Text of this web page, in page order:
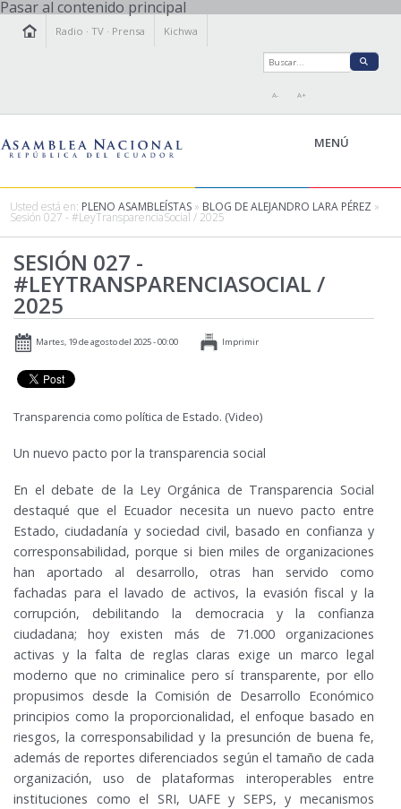
Pasar al contenido principal
Radio ·TV · Prensa Kichwa
A- A+
MENÚ
LEGISLAMOS
FISCALIZAMOS
TRANSPARENCIA
PRENSA
PARTICIPACIÓN
RELACIONES INTERNACIONALES
Usted está en: PLENO ASAMBLEÍSTAS » BLOG DE ALEJANDRO LARA PÉREZ »
Sesión 027 - #LeyTransparenciaSocial / 2025
SESIÓN 027 -
#LEYTRANSPARENCIASOCIAL /
2025
Martes, 19 de agosto del 2025 - 00:00 Imprimir
Transparencia como política de Estado. (Video)
Un nuevo pacto por la transparencia social
En el debate de la Ley Orgánica de Transparencia Social
destaqué que el Ecuador necesita un nuevo pacto entre
Estado, ciudadanía y sociedad civil, basado en confianza y
corresponsabilidad, porque si bien miles de organizaciones
han aportado al desarrollo, otras han servido como
fachadas para el lavado de activos, la evasión fiscal y la
corrupción, debilitando la democracia y la confianza
ciudadana; hoy existen más de 71.000 organizaciones
activas y la falta de reglas claras exige un marco legal
moderno que no criminalice pero sí transparente, por ello
propusimos desde la Comisión de Desarrollo Económico
principios como la proporcionalidad, el enfoque basado en
riesgos, la corresponsabilidad y la presunción de buena fe,
además de reportes diferenciados según el tamaño de cada
organización, uso de plataformas interoperables entre
instituciones como el SRI, UAFE y SEPS, y mecanismos